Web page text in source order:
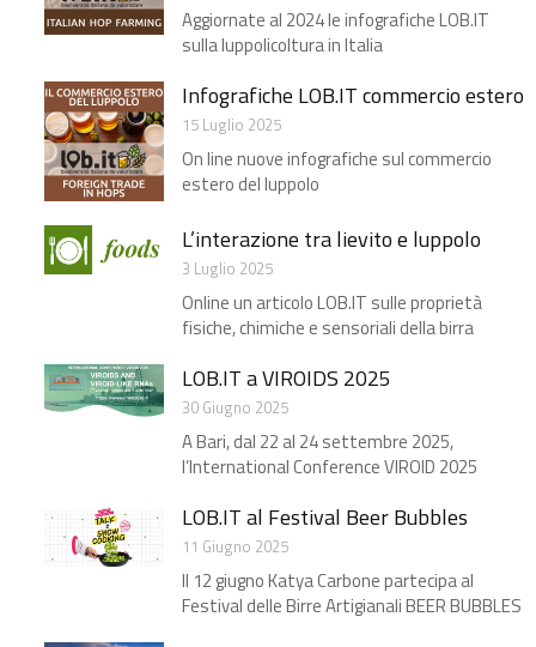
Aggiornate al 2024 le infografiche LOB.IT
sulla luppolicoltura in Italia
Infografiche LOB.IT commercio estero
15 Luglio 2025
On line nuove infografiche sul commercio
estero del luppolo
L’interazione tra lievito e luppolo
3 Luglio 2025
Online un articolo LOB.IT sulle proprietà
fisiche, chimiche e sensoriali della birra
LOB.IT a VIROIDS 2025
30 Giugno 2025
A Bari, dal 22 al 24 settembre 2025,
l’International Conference VIROID 2025
LOB.IT al Festival Beer Bubbles
11 Giugno 2025
Il 12 giugno Katya Carbone partecipa al
Festival delle Birre Artigianali BEER BUBBLES